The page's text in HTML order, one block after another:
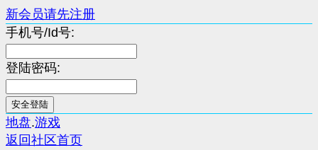
新会员请先注册
手机号/Id号:
登陆密码:
地盘.游戏
返回社区首页